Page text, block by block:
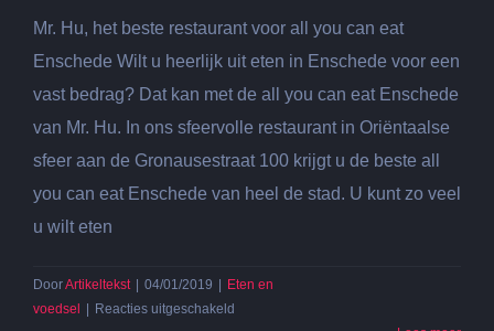
Mr. Hu, het beste restaurant voor all you can eat
Enschede Wilt u heerlijk uit eten in Enschede voor een
vast bedrag? Dat kan met de all you can eat Enschede
van Mr. Hu. In ons sfeervolle restaurant in Oriëntaalse
sfeer aan de Gronausestraat 100 krijgt u de beste all
you can eat Enschede van heel de stad. U kunt zo veel
u wilt eten
DoorArtikeltekst | 04/01/2019 | Eten en
voedsel | Reacties uitgeschakeld